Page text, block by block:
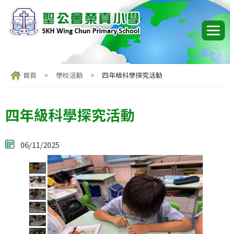
首頁 > 學校活動 > 四年級科學探究活動
四年級科學探究活動
06/11/2025